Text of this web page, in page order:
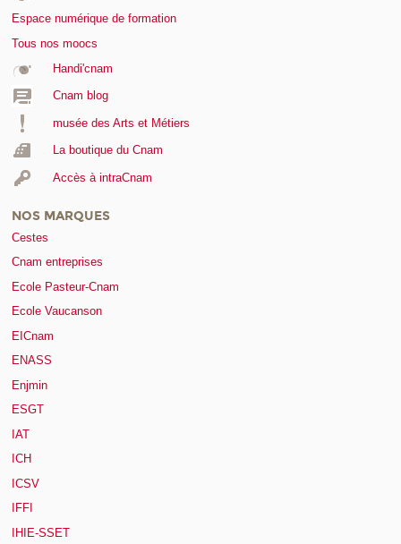
Espace numérique de formation
Tous nos moocs
Handi'cnam
Cnam blog
musée des Arts et Métiers
La boutique du Cnam
Accès à intraCnam
NOS MARQUES
Cestes
Cnam entreprises
Ecole Pasteur-Cnam
Ecole Vaucanson
EICnam
ENASS
Enjmin
ESGT
IAT
ICH
ICSV
IFFI
IHIE-SSET